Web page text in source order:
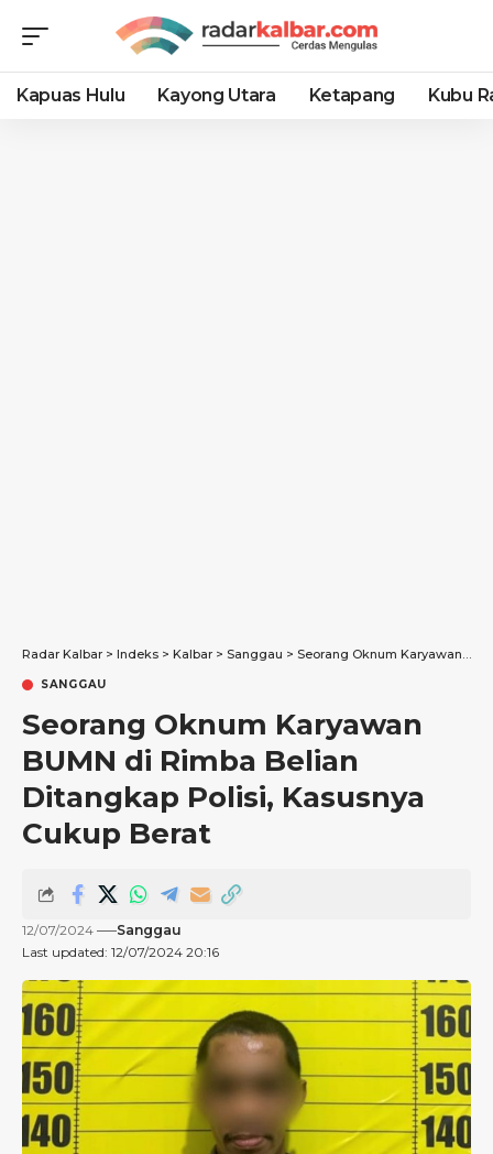
Kapuas Hulu Kayong Utara Ketapang Kubu
Radar Kalbar > Indeks > Kalbar > Sanggau > Seorang Oknum Karyawan BUMN di Rimba Belian Ditangkap Polisi, Kasusnya Cukup Berat
SANGGAU
Seorang Oknum Karyawan
BUMN di Rimba Belian
Ditangkap Polisi, Kasusnya
Cukup Berat
Last updated: 12/07/2024 20:16
12/07/2024 Sanggau